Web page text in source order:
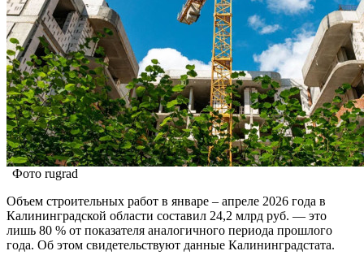
Фото rugrad
Объем строительных работ в январе – апреле 2026 года в
Калининградской области составил 24,2 млрд руб. — это
лишь 80 % от показателя аналогичного периода прошлого
года. Об этом свидетельствуют данные Калининградстата.